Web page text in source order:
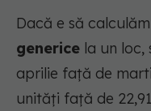
Dacă e să calculăm
generice la un loc,
aprilie față de
unități față de